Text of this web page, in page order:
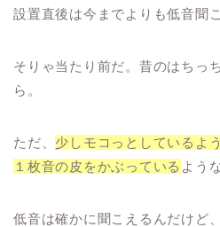
設置直後は今までよりも低音聞
そりゃ当たり前だ。昔のはちっ
ら。
ただ、 少しモコっとしているよ
１枚音の皮をかぶっている よう
低音は確かに聞こえるんだけど、